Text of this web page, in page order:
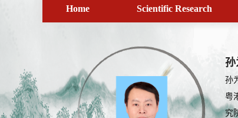
Home Scientific Research
孙
孙
粤
究